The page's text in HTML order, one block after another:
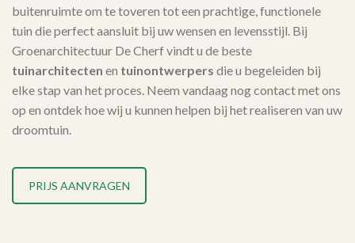
buitenruimte om te toveren tot een prachtige, functionele
tuin die perfect aansluit bij uw wensen en levensstijl. Bij
Groenarchitectuur De Cherf vindt u de beste
tuinarchitecten en tuinontwerpers die u begeleiden bij
elke stap van het proces. Neem vandaag nog contact met ons
op en ontdek hoe wij u kunnen helpen bij het realiseren van uw
droomtuin.
PRIJS AANVRAGEN